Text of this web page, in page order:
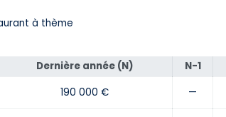
à thème
Dernière année (N)
N-1
190 000 € —